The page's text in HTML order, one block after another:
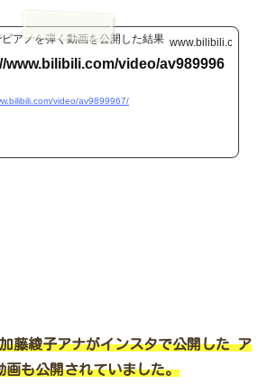
www.bilibili.com
www.bilibili.com/video/av989996
video/av9899967/
藤綾子アナがインスタで公開したア
画も公開されていました。